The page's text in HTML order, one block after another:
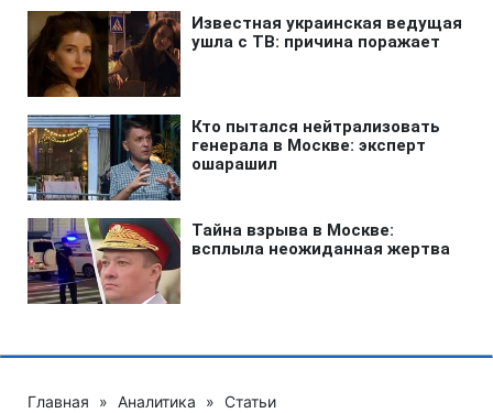
Главная » Аналитика » Статьи